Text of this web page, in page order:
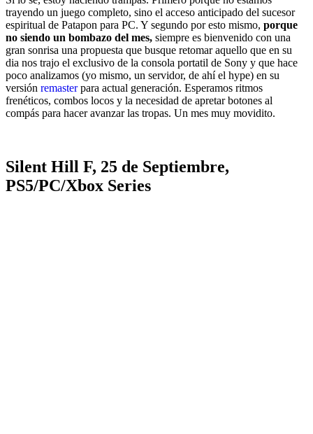
trayendo un juego completo, sino el acceso anticipado del sucesor
espiritual de Patapon para PC. Y segundo por esto mismo, porque
no siendo un bombazo del mes, siempre es bienvenido con una
gran sonrisa una propuesta que busque retomar aquello que en su
dia nos trajo el exclusivo de la consola portatil de Sony y que hace
poco analizamos (yo mismo, un servidor, de ahí el hype) en su
versión remasterpara actual generación. Esperamos ritmos
frenéticos, combos locos y la necesidad de apretar botones al
compás para hacer avanzar las tropas. Un mes muy movidito.
Silent Hill F, 25 de Septiembre,
PS5/PC/Xbox Series